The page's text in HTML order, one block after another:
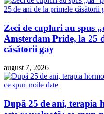
Zeci de cupluri au spus
Amsterdam Pride, la 25
căsătorii gay
august 7, 2026
După 25 de ani, terapia